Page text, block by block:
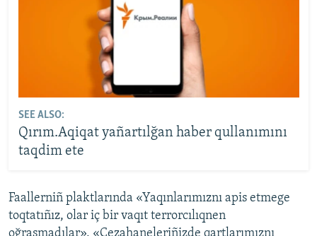
SEE ALSO:
Qırım.Aqiqat yañartılğan haber qullanımını
taqdim ete
Faallerniñ plaktlarında «Yaqınlarımıznı apis etmege
toqtatıñız, olar iç bir vaqıt terrorcılıqnen
oğraşmadılar», «Cezahaneleriñizde qartlarımıznı